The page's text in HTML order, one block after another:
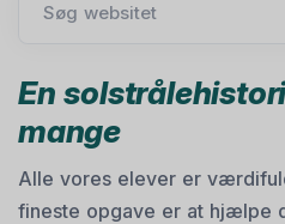
Søg websitet
En
mange
Alle vores elever er
fineste opgave er at hjælpe